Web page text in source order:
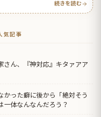
続きを読む
記事
さん、『神対応』キタァアア
かった癖に後から「絶対そう
体なんなんだろう？